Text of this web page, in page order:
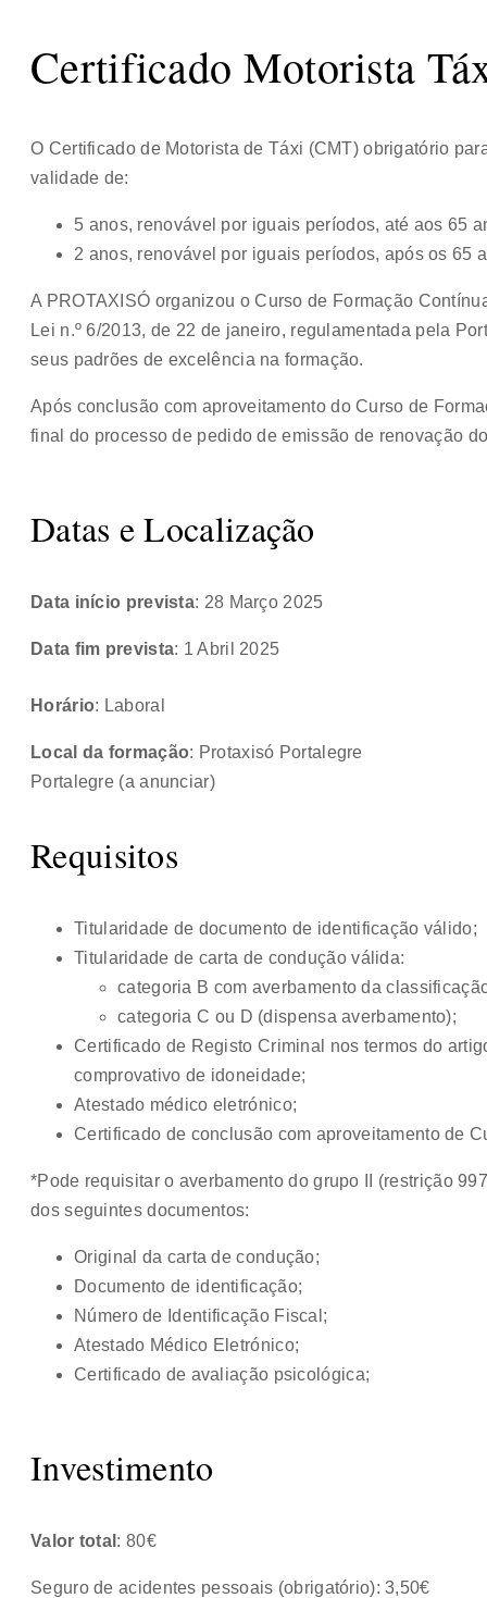
Certificado Motorista
O Certificado de Motorista de Táxi (CMT) obrigatório
validade de:
5 anos, renovável por iguais períodos, até aos 65
2 anos, renovável por iguais períodos, após os 65
A PROTAXISÓ organizou o Curso de Formação
Lei n.º 6/2013, de 22 de janeiro, regulamentada pela
seus padrões de excelência na formação.
Após conclusão com aproveitamento do Curso de
final do processo de pedido de emissão de renovação
Datas e Localização
Data início prevista: 28 Março 2025
Data fim prevista: 1 Abril 2025
Horário: Laboral
Local da formação: Protaxisó Portalegre
Portalegre (a anunciar)
Requisitos
Titularidade de documento de identificação válido;
Titularidade de carta de condução válida:
categoria B com averbamento da
categoria C ou D (dispensa averbamento);
Certificado de Registo Criminal nos termos do
comprovativo de idoneidade;
Atestado médico eletrónico;
Certificado de conclusão com aproveitamento de
*Pode requisitar o averbamento do grupo II (restrição
dos seguintes documentos:
Original da carta de condução;
Documento de identificação;
Número de Identificação Fiscal;
Atestado Médico Eletrónico;
Certificado de avaliação psicológica;
Investimento
Valor total : 80€
Seguro de acidentes pessoais (obrigatório): 3,50€